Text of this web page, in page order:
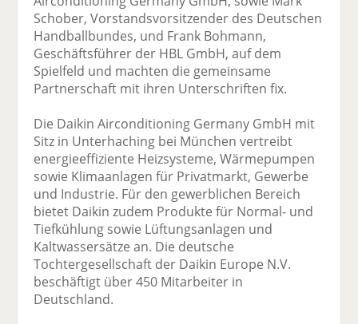
Schober, Vorstandsvorsitzender des Deutschen
Handballbundes, und Frank Bohmann,
Geschäftsführer der HBL GmbH, auf dem
Spielfeld und machten die gemeinsame
Partnerschaft mit ihren Unterschriften fix.
Die Daikin Airconditioning Germany GmbH mit
Sitz in Unterhaching bei München vertreibt
energieeffiziente Heizsysteme, Wärmepumpen
sowie Klimaanlagen für Privatmarkt, Gewerbe
und Industrie. Für den gewerblichen Bereich
bietet Daikin zudem Produkte für Normal- und
Tiefkühlung sowie Lüftungsanlagen und
Kaltwassersätze an. Die deutsche
Tochtergesellschaft der Daikin Europe N.V.
beschäftigt über 450 Mitarbeiter in
Deutschland.